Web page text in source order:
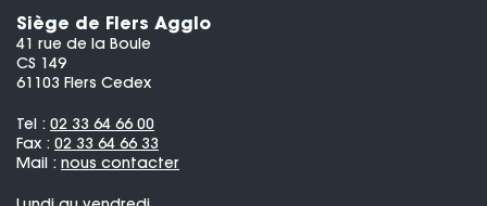
Siège de Flers Agglo
41 rue de la Boule
CS 149
61103 Flers Cedex
Tel : 02 33 64 66 00
Fax : 02 33 64 66 33
Mail : nous contacter